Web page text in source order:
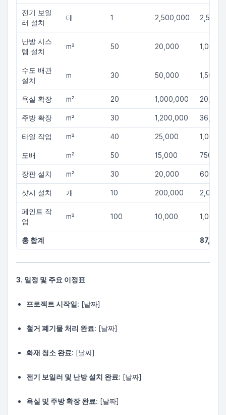
전기 보일
러 설치
대 1 2,500,000
난방 시스
템 설치
m² 50 20,000
수도 배관
설치
m 30 50,000
욕실 확장 m² 20 1,000,000
주방 확장 m² 30 1,200,000
타일 작업 m² 40 25,000
도배 m² 50 15,000
장판 설치 m² 30 20,000
샷시 설치 개 10 200,000
페인트 작
업
m² 100 10,000
총 합계
3. 일정 및 주요 이정표
프로젝트 시작일: [날짜]
철거 폐기물 처리 완료: [날짜]
화재 청소 완료: [날짜]
전기 보일러 및 난방 설치 완료: [날짜]
욕실 및 주방 확장 완료: [날짜]